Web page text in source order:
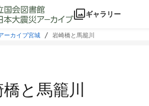
ギャラリー
ーカイブ宮城 岩崎橋と馬籠川
と馬籠川